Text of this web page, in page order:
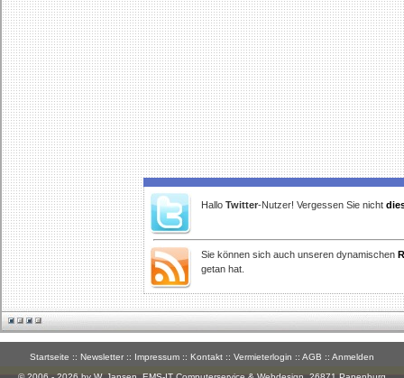
Hallo Twitter-Nutzer! Vergessen Sie nicht
Sie können sich auch unseren dynamischen
getan hat.
Startseite :: Newsletter :: Impressum :: Kontakt :: Vermieterlogin :: AGB :: Anmelden